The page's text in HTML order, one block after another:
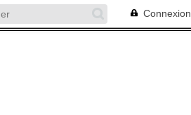
Connexion